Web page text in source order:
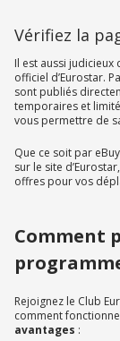
Vérifiez la
Il est aussi judicieux
officiel d’Eurostar.
sont publiés
temporaires et
vous permettre de
Que ce soit par
sur le site
offres pour vos
Comment
Rejoignez le Club
comment
avantages :